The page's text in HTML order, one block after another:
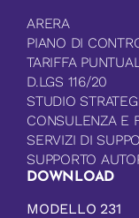
ARERA
PIANO DI
TARIFFA
D.LGS 116/20
STUDIO
CONSULENZA E
SERVIZI DI
SUPPORTO
DOWNLOAD
MODELLO 231